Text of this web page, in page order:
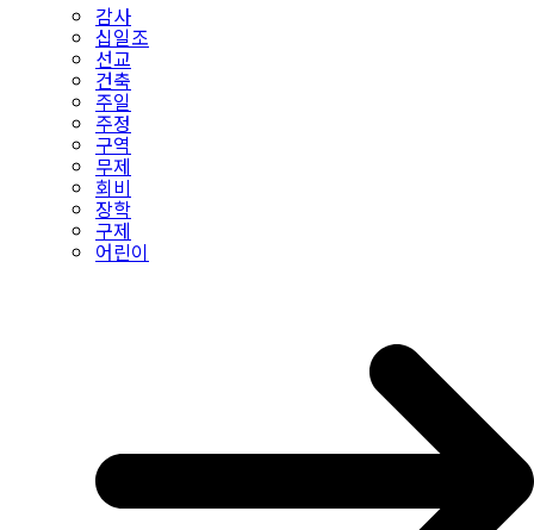
감사
십일조
선교
건축
주일
주정
구역
무제
회비
장학
구제
어린이